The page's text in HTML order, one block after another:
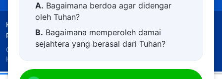
Ketentuan Penggunaan
Penghargaan
Kebijakan Cookie
Copyright © 2026Gereja Tuhan Yang Mahakuasa.
Hak Cipta Dilindungi Undang-Undang.
A. Bagaimana berdoa agar didengar
oleh Tuhan?
B. Bagaimana memperoleh damai
sejahtera yang berasal dari Tuhan?
D.